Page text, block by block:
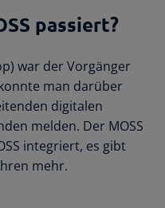
passiert?
war der Vorgänger
man darüber
digitalen
melden. Der MOSS
integriert, es gibt
mehr.